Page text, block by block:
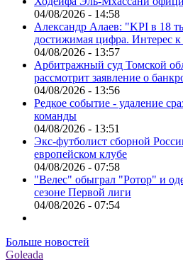
04/08/2026 - 14:58
Александр Алаев: "KPI в 18
достижимая цифра. Интерес
04/08/2026 - 13:57
Арбитражный суд Томской
рассмотрит заявление о
04/08/2026 - 13:56
Редкое событие - удаление
команды
04/08/2026 - 13:51
Экс-футболист сборной
европейском клубе
04/08/2026 - 07:58
"Велес" обыграл "Ротор" и
сезоне Первой лиги
04/08/2026 - 07:54
Больше новостей
Goleada